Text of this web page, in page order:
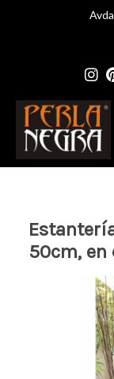
Estantería
50cm, en